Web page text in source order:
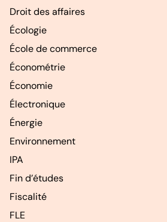
Droit des affaires
Écologie
École de commerce
Économétrie
Économie
Électronique
Énergie
Environnement
IPA
Fin d’études
Fiscalité
FLE